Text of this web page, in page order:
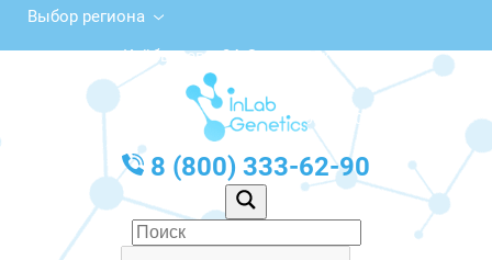
Выбор региона
ул. Куйбышева, 24, Завитинск
с 10:00 до 20:00
График работы: Пн-Пт с 10:00 до 20:00
8 (800) 333-62-90